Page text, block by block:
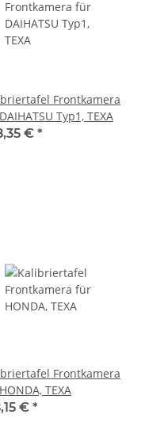
Frontkamera
Typ1, TEXA
€ *
Frontkamera
TEXA
€ *